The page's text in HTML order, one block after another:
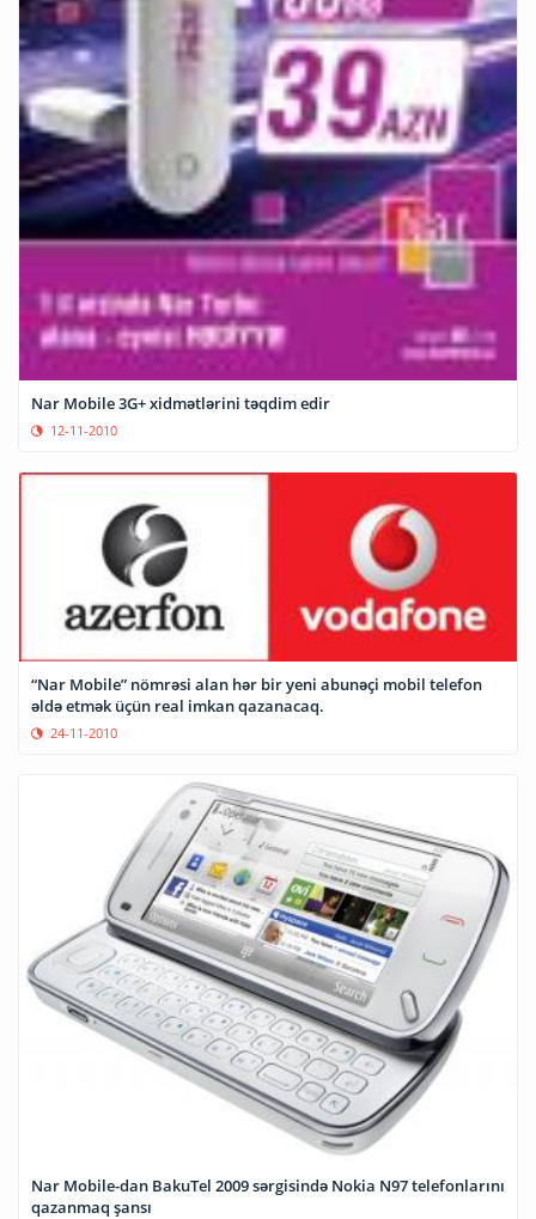
Nar Mobile 3G+ xidmətlərini təqdim edir
12-11-2010
“Nar Mobile” nömrəsi alan hər bir yeni abunəçi mobil telefon
əldə etmək üçün real imkan qazanacaq.
24-11-2010
Nar Mobile-dan BakuTel 2009 sərgisində Nokia N97 telefonlarını
qazanmaq şansı